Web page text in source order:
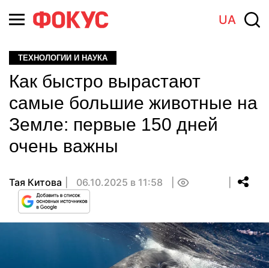
UA
ТЕХНОЛОГИИ И НАУКА
Как быстро вырастают
самые большие животные на
Земле: первые 150 дней
очень важны
Тая Китова 06.10.2025 в 11:58